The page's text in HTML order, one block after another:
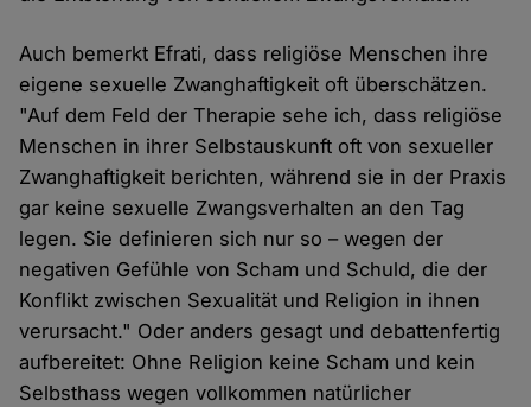
Auch bemerkt Efrati, dass religiöse Menschen ihre
eigene sexuelle Zwanghaftigkeit oft überschätzen.
"Auf dem Feld der Therapie sehe ich, dass religiöse
Menschen in ihrer Selbstauskunft oft von sexueller
Zwanghaftigkeit berichten, während sie in der Praxis
gar keine sexuelle Zwangsverhalten an den Tag
legen. Sie definieren sich nur so – wegen der
negativen Gefühle von Scham und Schuld, die der
Konflikt zwischen Sexualität und Religion in ihnen
verursacht." Oder anders gesagt und debattenfertig
aufbereitet: Ohne Religion keine Scham und kein
Selbsthass wegen vollkommen natürlicher